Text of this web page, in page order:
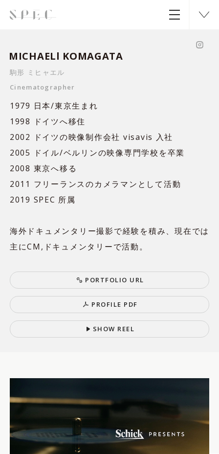
MICHAELl KOMAGATA
駒形 ミヒャエル
Cinematographer
1979 日本/東京生まれ
1998 ドイツへ移住
2002 ドイツの映像制作会社 visavis 入社
2005 ドイル/ベルリンの映像専門学校を卒業
2008 東京へ移る
2011 フリーランスのカメラマンとして活動
2019 SPEC 所属
海外ドキュメンタリー撮影で経験を積み、現在では
主にCM,ドキュメンタリーで活動。
P ORTFOLIO U RL
P ROFI LE P DF
SH OW REEL